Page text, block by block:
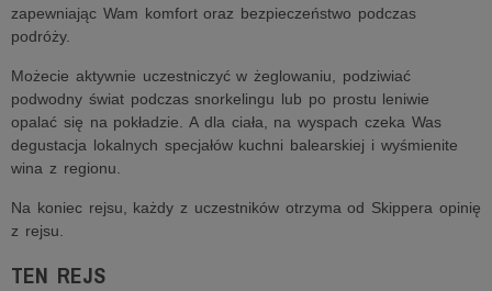
zapewniając Wam komfort oraz bezpieczeństwo podczas
podróży.
Możecie aktywnie uczestniczyć w żeglowaniu, podziwiać
podwodny świat podczas snorkelingu lub po prostu leniwie
opalać się na pokładzie. A dla ciała, na wyspach czeka Was
degustacja lokalnych specjałów kuchni balearskiej i wyśmienite
wina z regionu.
Na koniec rejsu, każdy z uczestników otrzyma od Skippera opinię
z rejsu.
TEN REJS